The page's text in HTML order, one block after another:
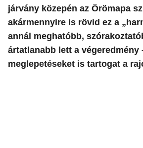
járvány közepén az Örömapa
akármennyire is rövid ez a
annál meghatóbb,
ártatlanabb lett a végeredmény
meglepetéseket is tartogat a